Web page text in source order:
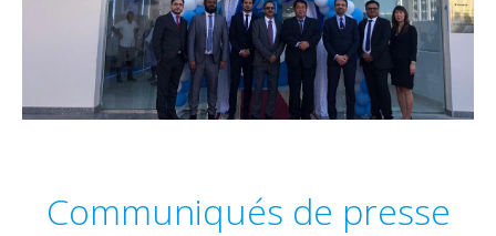
Communiqués de presse